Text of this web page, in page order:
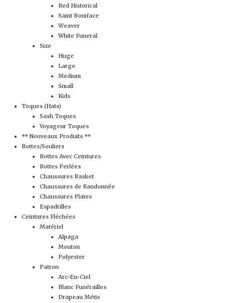
Red Historical
Saint Boniface
Weaver
White Funeral
Size
Huge
Large
Medium
Small
Kids
Toques (Hats)
Sash Toques
Voyageur Toques
** Nouveaux Produits **
Bottes/Souliers
Bottes Avec Ceintures
Bottes Perlées
Chaussures Basket
Chaussures de Randonnée
Chaussures Plates
Espadrilles
Ceintures Fléchées
Matériel
Alpaga
Mouton
Polyester
Patron
Arc-En-Ciel
Blanc Funérailles
Drapeau Métis